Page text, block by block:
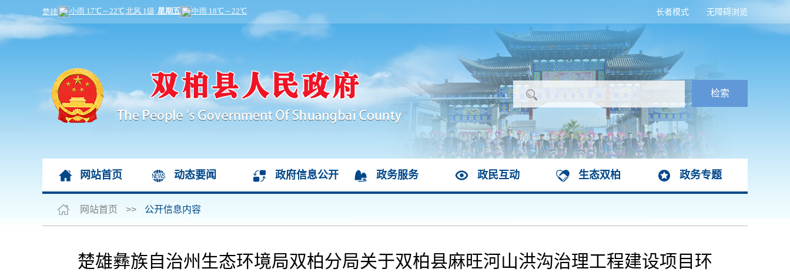
无障碍浏览
长者模式
网站首页 动态要闻 政府信息公开 政务服务 政民互动 生态双柏 政务专题
网站首页 >> 公开信息内容
楚雄彝族自治州生态环境局双柏分局关于双柏县麻旺河山洪沟治理工程建设项目环